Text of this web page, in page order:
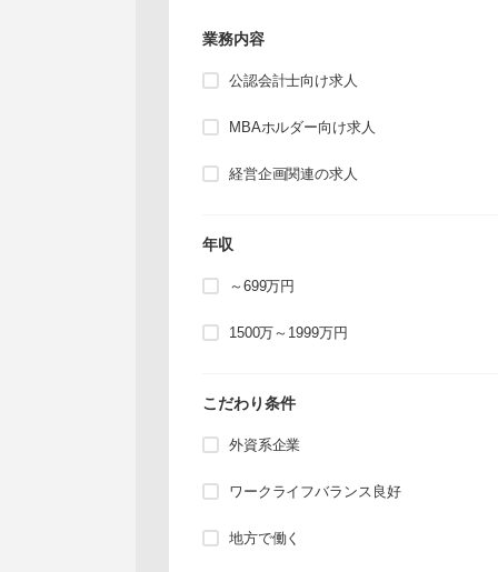
業務内容
公認会計士向け求人
MBAホルダー向け求人
経営企画関連の求人
年収
～699万円
1500万～1999万円
こだわり条件
外資系企業
ワークライフバランス良好
地方で働く